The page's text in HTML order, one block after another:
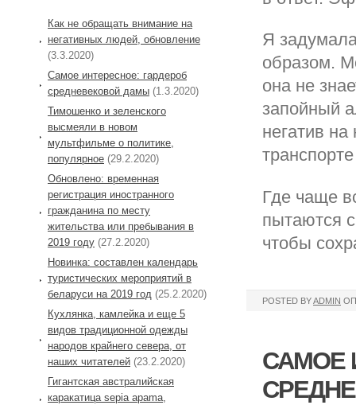
Я
образом.
она не
запойный
негатив
Где чаще
пытаются
чтобы
POSTED BYADMIN
САМОЕ
Как не обращать внимание на
негативных людей, обновление
(3.3.2020)
Самое интересное: гардероб
средневековой дамы (1.3.2020)
Тимошенко и зеленского
высмеяли в новом
мультфильме о политике,
популярное (29.2.2020)
Обновлено: временная
регистрация иностранного
гражданина по месту
жительства или пребывания в
2019 году (27.2.2020)
Новинка: составлен календарь
туристических мероприятий в
беларуси на 2019 год (25.2.2020)
Кухлянка, камлейка и еще 5
видов традиционной одежды
народов крайнего севера, от
наших читателей (23.2.2020)
Гигантская австралийская
каракатица sepia apama,